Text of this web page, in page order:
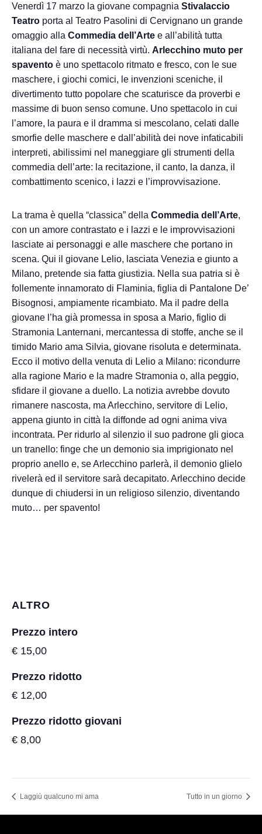
Venerdì 17 marzo la giovane compagnia Stivalaccio
Teatro porta al Teatro Pasolini di Cervignano un grande
omaggio alla Commedia dell’Arte e all’abilità tutta
italiana del fare di necessità virtù. Arlecchino muto per
spavento è uno spettacolo ritmato e fresco, con le sue
maschere, i giochi comici, le invenzioni sceniche, il
divertimento tutto popolare che scaturisce da proverbi e
massime di buon senso comune. Uno spettacolo in cui
l’amore, la paura e il dramma si mescolano, celati dalle
smorfie delle maschere e dall’abilità dei nove infaticabili
interpreti, abilissimi nel maneggiare gli strumenti della
commedia dell’arte: la recitazione, il canto, la danza, il
combattimento scenico, i lazzi e l’improvvisazione.
La trama è quella “classica” della Commedia dell’Arte,
con un amore contrastato e i lazzi e le improvvisazioni
lasciate ai personaggi e alle maschere che portano in
scena. Qui il giovane Lelio, lasciata Venezia e giunto a
Milano, pretende sia fatta giustizia. Nella sua patria si è
follemente innamorato di Flaminia, figlia di Pantalone De’
Bisognosi, ampiamente ricambiato. Ma il padre della
giovane l’ha già promessa in sposa a Mario, figlio di
Stramonia Lanternani, mercantessa di stoffe, anche se il
timido Mario ama Silvia, giovane risoluta e determinata.
Ecco il motivo della venuta di Lelio a Milano: ricondurre
alla ragione Mario e la madre Stramonia o, alla peggio,
sfidare il giovane a duello. La notizia avrebbe dovuto
rimanere nascosta, ma Arlecchino, servitore di Lelio,
appena giunto in città la diffonde ad ogni anima viva
incontrata. Per ridurlo al silenzio il suo padrone gli gioca
un tranello: finge che un demonio sia imprigionato nel
proprio anello e, se Arlecchino parlerà, il demonio glielo
rivelerà ed il servitore sarà decapitato. Arlecchino decide
dunque di chiudersi in un religioso silenzio, diventando
muto… per spavento!
ALTRO
Prezzo intero
€ 15,00
Prezzo ridotto
€ 12,00
Prezzo ridotto giovani
€ 8,00
Laggiù qualcuno mi ama Tutto in un giorno